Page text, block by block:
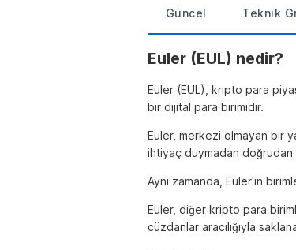
Güncel Teknik
Euler (EUL) nedir?
Euler (EUL), kripto para
bir dijital para birimidir.
Euler, merkezi olmayan bir
ihtiyaç duymadan doğrudan
Aynı zamanda, Euler'in
Euler, diğer kripto para
cüzdanlar aracılığıyla